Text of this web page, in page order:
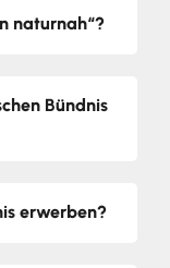
naturnah“?
Bündnis
erwerben?